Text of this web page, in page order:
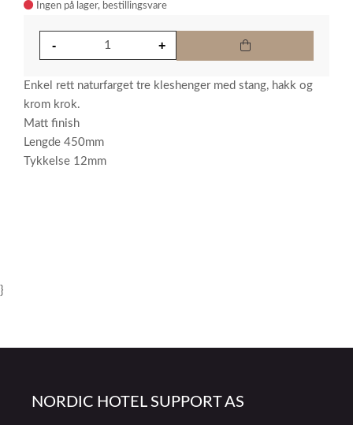
Ingen på lager
Enkel rett naturfarget tre kleshenger med stang, hakk og
krom krok.
Matt finish
Lengde 450mm
Tykkelse 12mm
}
NORDIC HOTEL SUPPORT AS